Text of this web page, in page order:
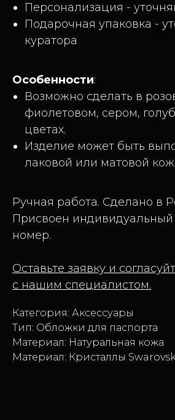
Персонализация -
Подарочная упаковка -
куратора
Особенности:
Возможно сделать в
фиолетовом, сером,
цветах.
Изделие может быть
лаковой или матовой
Ручная работа. Сделано в
Присвоен
номер.
Оставьте заявку и
с нашим специалистом.
Категория: Аксессуары
Тип: Обложки для паспорта
Материал: Натуральная кожа
Материал: Кристаллы